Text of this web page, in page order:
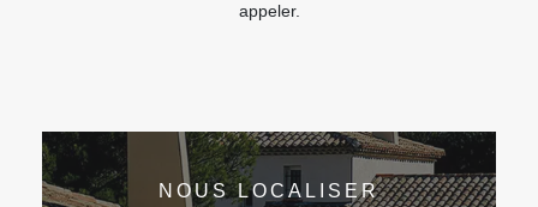
appeler.
NOUS LOCALISER